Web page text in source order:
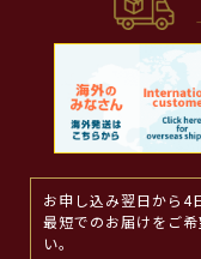
お申し込み翌日から4
最短でのお届けをご希
い。